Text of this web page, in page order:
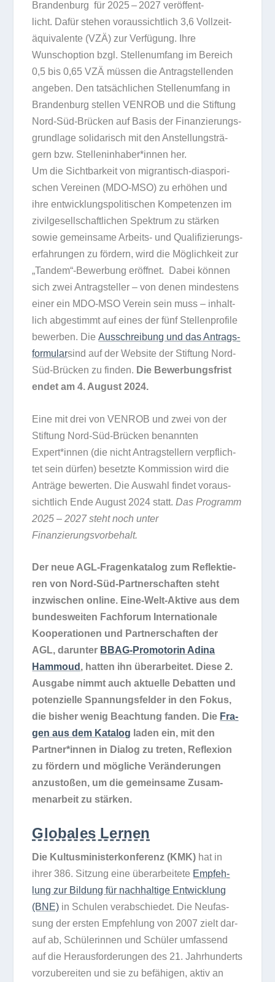
Bran­den­burg für 2025 – 2027 ver­öf­fent­
licht. Dafür ste­hen vor­aus­sicht­lich 3,6 Voll­zeit­
äqui­va­lente (VZÄ) zur Ver­fü­gung. Ihre
Wunschop­tion bzgl. Stel­len­um­fang im Bereich
0,5 bis 0,65 VZÄ müs­sen die Antrag­stel­len­den
ange­ben. Den tat­säch­li­chen Stel­len­um­fang in
Bran­den­burg stel­len VENROB und die Stif­tung
Nord-Süd-Brü­cken auf Basis der Finan­zie­rungs­
grund­lage soli­da­risch mit den Anstel­lungs­trä­
gern bzw. Stelleninhaber*innen her.
Um die Sicht­bar­keit von migran­tisch-dia­spo­ri­
schen Ver­ei­nen (MDO-MSO) zu erhö­hen und
ihre ent­wick­lungs­po­li­ti­schen Kom­pe­ten­zen im
zivil­ge­sell­schaft­li­chen Spek­trum zu stär­ken
sowie gemein­same Arbeits- und Qua­li­fi­zie­rungs­
er­fah­run­gen zu för­dern, wird die Mög­lich­keit zur
„Tandem“-Bewerbung eröff­net. Dabei kön­nen
sich zwei Antrag­stel­ler – von denen min­des­tens
einer ein MDO-MSO Ver­ein sein muss – inhalt­
lich abge­stimmt auf eines der fünf Stel­len­pro­file
bewer­ben. DieAus­schrei­bung und das Antrags­
for­mu­larsind auf der Web­site der Stif­tung Nord-
Süd-Brü­cken zu fin­den. Die Bewer­bungs­frist
endet am 4. August 2024.
Eine mit drei von VENROB und zwei von der
Stif­tung Nord-Süd-Brü­cken benann­ten
Expert*innen (die nicht Antrag­stel­lern ver­pflich­
tet sein dür­fen) besetzte Kom­mis­sion wird die
Anträge bewer­ten. Die Aus­wahl fin­det vor­aus­
sicht­lich Ende August 2024 statt.Das Pro­gramm
2025 – 2027 steht noch unter
Finanzierungsvorbehalt.
Der neue AGL-Fra­gen­ka­ta­log zum Reflek­tie­
ren von Nord-Süd-Part­ner­schaf­ten steht
inzwi­schen online. Eine-Welt-Aktive aus dem
bun­des­wei­ten Fach­fo­rum Inter­na­tio­nale
Koope­ra­tio­nen und Part­ner­schaf­ten der
AGL, dar­un­ter BBAG-Pro­mo­torin Adina
Hamm­oud , hat­ten ihn über­ar­bei­tet. Diese 2.
Aus­gabe nimmt auch aktu­elle Debat­ten und
poten­zi­elle Span­nungs­fel­der in den Fokus,
die bis­her wenig Beach­tung fan­den. Die Fra­
gen aus dem Kata­log laden ein, mit den
Partner*innen in Dia­log zu tre­ten, Refle­xion
zu för­dern und mög­li­che Ver­än­de­run­gen
anzu­sto­ßen, um die gemein­same Zusam­
men­ar­beit zu stärken.
Globales Lernen
Die Kul­tus­mi­nis­ter­kon­fe­renz (KMK) hat in
ihrer 386. Sit­zung eine über­ar­bei­tete Emp­feh­
lung zur Bil­dung für nach­hal­tige Ent­wick­lung
(BNE) in Schu­len ver­ab­schie­det. Die Neu­fas­
sung der ers­ten Emp­feh­lung von 2007 zielt dar­
auf ab, Schü­le­rin­nen und Schü­ler umfas­send
auf die Her­aus­for­de­run­gen des 21. Jahr­hun­derts
vor­zu­be­rei­ten und sie zu befä­hi­gen, aktiv an